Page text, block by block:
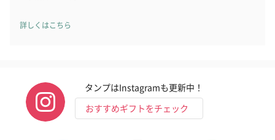
詳しくはこちら
タンプはInstagramも更新中！
おすすめギフトをチェック